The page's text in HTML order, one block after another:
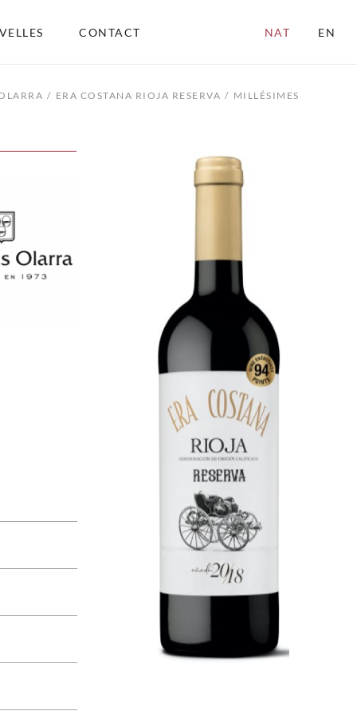
CONTACT NAT EN
ERA COSTANA RIOJA RESERVA MILLÉSIMES